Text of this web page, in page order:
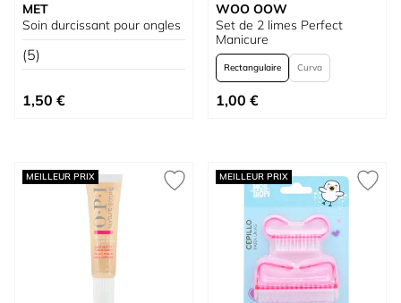
MET
Soin durcissant pour ongles
(5)
1,50 €
WOO OOW
Set de 2 limes Perfect
Manicure
Rectangulaire Curva
À partir de
1,00 €
MEILLEUR PRIX MEILLEUR PRIX